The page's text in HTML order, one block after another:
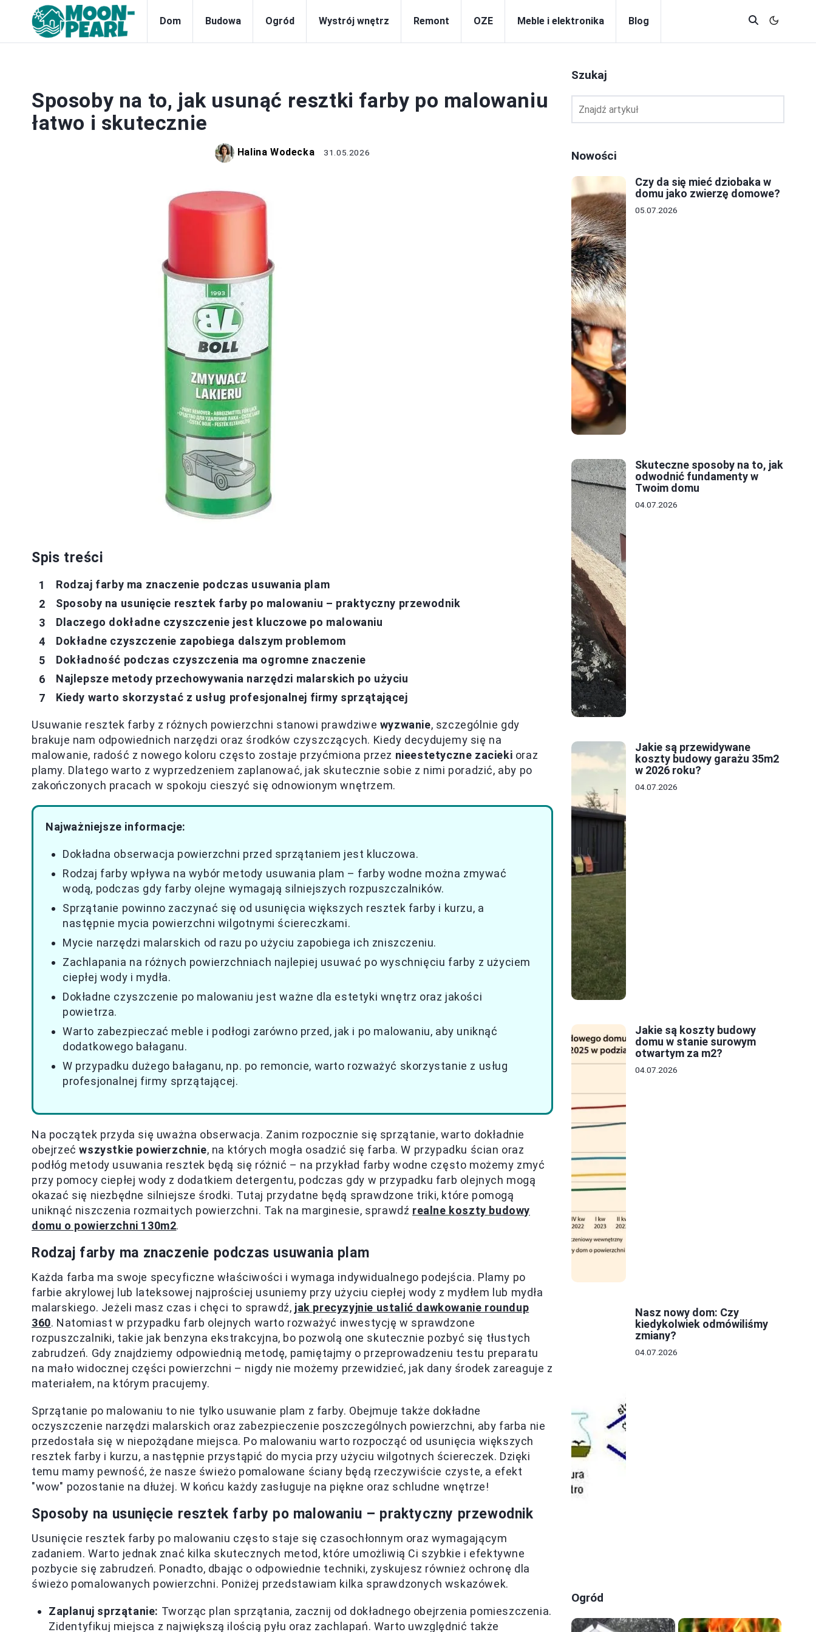
Dom Budowa Ogród Wystrój wnętrz Remont OZE Meble i elektronika Blog
Sposoby na to, jak usunąć resztki farby po malowaniu
łatwo i skutecznie
Halina Wodecka 31.05.2026
Spis treści
Rodzaj farby ma znaczenie podczas usuwania plam
Sposoby na usunięcie resztek farby po malowaniu – praktyczny przewodnik
Dlaczego dokładne czyszczenie jest kluczowe po malowaniu
Dokładne czyszczenie zapobiega dalszym problemom
Dokładność podczas czyszczenia ma ogromne znaczenie
Najlepsze metody przechowywania narzędzi malarskich po użyciu
Kiedy warto skorzystać z usług profesjonalnej firmy sprzątającej
Usuwanie resztek farby z różnych powierzchni stanowi prawdziwe wyzwanie, szczególnie gdy
brakuje nam odpowiednich narzędzi oraz środków czyszczących. Kiedy decydujemy się na
malowanie, radość z nowego koloru często zostaje przyćmiona przez nieestetyczne zacieki oraz
plamy. Dlatego warto z wyprzedzeniem zaplanować, jak skutecznie sobie z nimi poradzić, aby po
zakończonych pracach w spokoju cieszyć się odnowionym wnętrzem.
Najważniejsze informacje:
Dokładna obserwacja powierzchni przed sprzątaniem jest kluczowa.
Rodzaj farby wpływa na wybór metody usuwania plam – farby wodne można zmywać
wodą, podczas gdy farby olejne wymagają silniejszych rozpuszczalników.
Sprzątanie powinno zaczynać się od usunięcia większych resztek farby i kurzu, a
następnie mycia powierzchni wilgotnymi ściereczkami.
Mycie narzędzi malarskich od razu po użyciu zapobiega ich zniszczeniu.
Zachlapania na różnych powierzchniach najlepiej usuwać po wyschnięciu farby z użyciem
ciepłej wody i mydła.
Dokładne czyszczenie po malowaniu jest ważne dla estetyki wnętrz oraz jakości
powietrza.
Warto zabezpieczać meble i podłogi zarówno przed, jak i po malowaniu, aby uniknąć
dodatkowego bałaganu.
W przypadku dużego bałaganu, np. po remoncie, warto rozważyć skorzystanie z usług
profesjonalnej firmy sprzątającej.
Na początek przyda się uważna obserwacja. Zanim rozpocznie się sprzątanie, warto dokładnie
obejrzećwszystkie powierzchnie, na których mogła osadzić się farba. W przypadku ścian oraz
podłóg metody usuwania resztek będą się różnić – na przykład farby wodne często możemy zmyć
przy pomocy ciepłej wody z dodatkiem detergentu, podczas gdy w przypadku farb olejnych mogą
okazać się niezbędne silniejsze środki. Tutaj przydatne będą sprawdzone triki, które pomogą
uniknąć niszczenia rozmaitych powierzchni. Tak na marginesie, sprawdź realne koszty budowy
domu o powierzchni 130m2.
Rodzaj farby ma znaczenie podczas usuwania plam
Każda farba ma swoje specyficzne właściwości i wymaga indywidualnego podejścia. Plamy po
farbie akrylowej lub lateksowej najprościej usuniemy przy użyciu ciepłej wody z mydłem lub mydła
malarskiego. Jeżeli masz czas i chęci to sprawdź, jak precyzyjnie ustalić dawkowanie roundup
360. Natomiast w przypadku farb olejnych warto rozważyć inwestycję w sprawdzone
rozpuszczalniki, takie jak benzyna ekstrakcyjna, bo pozwolą one skutecznie pozbyć się tłustych
zabrudzeń. Gdy znajdziemy odpowiednią metodę, pamiętajmy o przeprowadzeniu testu preparatu
na mało widocznej części powierzchni – nigdy nie możemy przewidzieć, jak dany środek zareaguje z
materiałem, na którym pracujemy.
Sprzątanie po malowaniu to nie tylko usuwanie plam z farby. Obejmuje także dokładne
oczyszczenie narzędzi malarskich oraz zabezpieczenie poszczególnych powierzchni, aby farba nie
przedostała się w niepożądane miejsca. Po malowaniu warto rozpocząć od usunięcia większych
resztek farby i kurzu, a następnie przystąpić do mycia przy użyciu wilgotnych ściereczek. Dzięki
temu mamy pewność, że nasze świeżo pomalowane ściany będą rzeczywiście czyste, a efekt
"wow" pozostanie na dłużej. W końcu każdy zasługuje na piękne oraz schludne wnętrze!
Sposoby na usunięcie resztek farby po malowaniu – praktyczny przewodnik
Usunięcie resztek farby po malowaniu często staje się czasochłonnym oraz wymagającym
zadaniem. Warto jednak znać kilka skutecznych metod, które umożliwią Ci szybkie i efektywne
pozbycie się zabrudzeń. Ponadto, dbając o odpowiednie techniki, zyskujesz również ochronę dla
świeżo pomalowanych powierzchni. Poniżej przedstawiam kilka sprawdzonych wskazówek.
Zaplanuj sprzątanie: Tworząc plan sprzątania, zacznij od dokładnego obejrzenia pomieszczenia.
Zidentyfikuj miejsca z największą ilością pyłu oraz zachlapań. Warto uwzględnić także
Szukaj
Nowości
Czy da się mieć dziobaka w
domu jako zwierzę domowe?
05.07.2026
Skuteczne sposoby na to, jak
odwodnić fundamenty w
Twoim domu
04.07.2026
Jakie są przewidywane
koszty budowy garażu 35m2
w 2026 roku?
04.07.2026
Jakie są koszty budowy
domu w stanie surowym
otwartym za m2?
04.07.2026
Nasz nowy dom: Czy
kiedykolwiek odmówiliśmy
zmiany?
04.07.2026
Ogród